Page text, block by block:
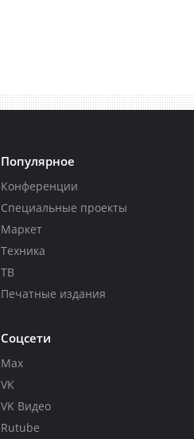
Популярное
Конференции
Специальные проекты
Маркет
Техника
ТВ
Печатные издания
Соцсети
Max
VK
VK Видео
Rutube